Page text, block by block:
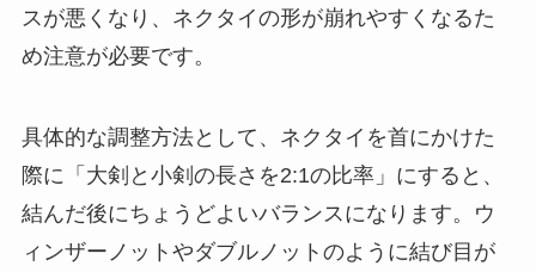
スが悪くなり、ネクタイの形が崩れやすくなるた
め注意が必要です。
具体的な調整方法として、ネクタイを首にかけた
際に「大剣と小剣の長さを2:1の比率」にすると、
結んだ後にちょうどよいバランスになります。ウ
ィンザーノットやダブルノットのように結び目が